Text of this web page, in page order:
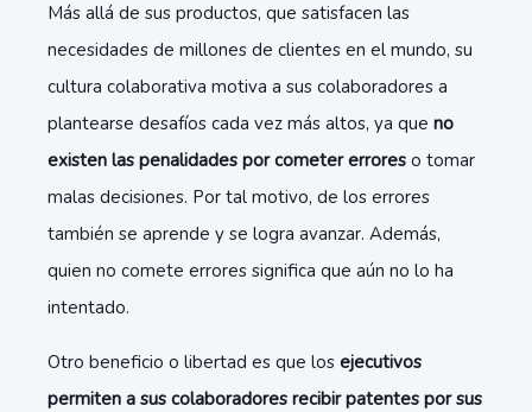
Más allá de sus productos, que satisfacen las
necesidades de millones de clientes en el mundo, su
cultura colaborativa motiva a sus colaboradores a
plantearse desafíos cada vez más altos, ya que no
existen las penalidades por cometer errores o tomar
malas decisiones. Por tal motivo, de los errores
también se aprende y se logra avanzar. Además,
quien no comete errores significa que aún no lo ha
intentado.
Otro beneficio o libertad es que los ejecutivos
permiten a sus colaboradores recibir patentes por sus